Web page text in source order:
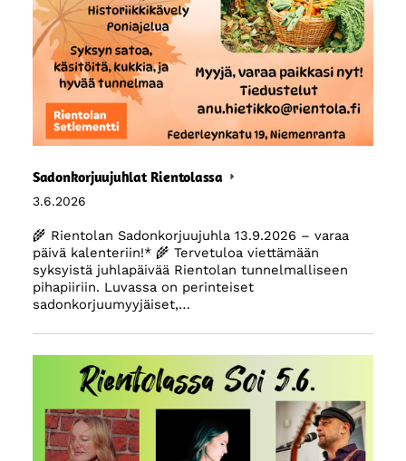
Sadonkorjuujuhlat Rientolassa
3.6.2026
🌾 Rientolan Sadonkorjuujuhla 13.9.2026 – varaa
päivä kalenteriin!* 🌾 Tervetuloa viettämään
syksyistä juhlapäivää Rientolan tunnelmalliseen
pihapiiriin. Luvassa on perinteiset
sadonkorjuumyyjäiset,…